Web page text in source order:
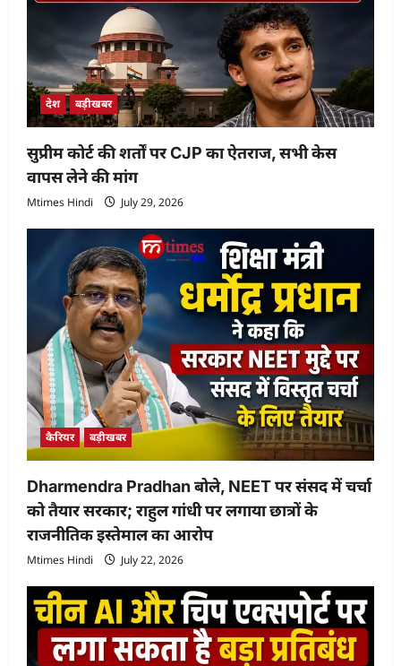
देश बड़ीखबर
सुप्रीम कोर्ट की शर्तों पर CJP का ऐतराज, सभी केस
वापस लेने की मांग
Mtimes Hindi July 29, 2026
कैरियर बड़ीखबर
Dharmendra Pradhan बोले, NEET पर संसद में चर्चा
को तैयार सरकार; राहुल गांधी पर लगाया छात्रों के
राजनीतिक इस्तेमाल का आरोप
Mtimes Hindi July 22, 2026